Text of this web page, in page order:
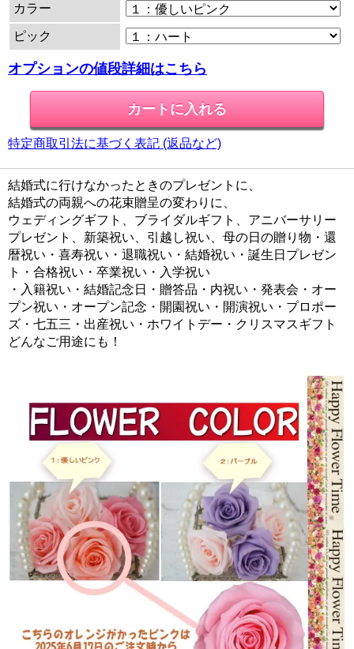
カラー
ピック
オプションの値段詳細はこちら
特定商取引法に基づく表記 (返品など)
結婚式に行けなかったときのプレゼントに、
結婚式の両親への花束贈呈の変わりに、
ウェディングギフト、ブライダルギフト、アニバーサリー
プレゼント、新築祝い、引越し祝い、母の日の贈り物・還
暦祝い・喜寿祝い・退職祝い・結婚祝い・誕生日プレゼン
ト・合格祝い・卒業祝い・入学祝い
・入籍祝い・結婚記念日・贈答品・内祝い・発表会・オー
プン祝い・オープン記念・開園祝い・開演祝い・プロポー
ズ・七五三・出産祝い・ホワイトデー・クリスマスギフト
どんなご用途にも！